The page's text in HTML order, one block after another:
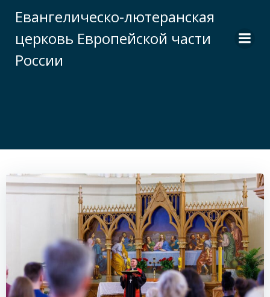
к
содержимому
Евангелическо-лютеранская
церковь Европейской части
России